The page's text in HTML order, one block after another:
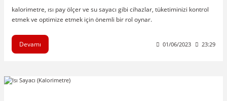
kalorimetre, ısı pay ölçer ve su sayacı gibi cihazlar, tüketiminizi kontrol
etmek ve optimize etmek için önemli bir rol oynar.
Devamı 01/06/2023 23:29